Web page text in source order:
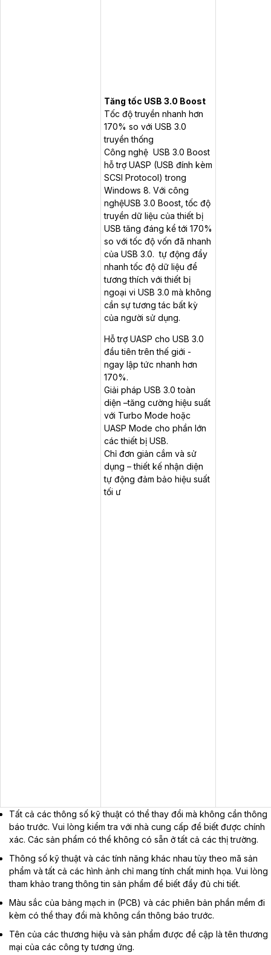
Tăng tốc USB 3.0 Boost
Tốc độ truyền nhanh hơn
170% so với USB 3.0
truyền thống
Công nghệ USB 3.0 Boost
hỗ trợ UASP (USB đính kèm
SCSI Protocol) trong
Windows 8. Với công
nghệUSB 3.0 Boost, tốc độ
truyền dữ liệu của thiết bị
USB tăng đáng kể tới 170%
so với tốc độ vốn đã nhanh
của USB 3.0. tự động đẩy
nhanh tốc độ dữ liệu để
tương thích với thiết bị
ngoại vi USB 3.0 mà không
cần sự tương tác bất kỳ
của người sử dụng.
Hỗ trợ UASP cho USB 3.0
đầu tiên trên thế giới -
ngay lập tức nhanh hơn
170%.
Giải pháp USB 3.0 toàn
diện –tăng cường hiệu suất
với Turbo Mode hoặc
UASP Mode cho phần lớn
các thiết bị USB.
Chỉ đơn giản cắm và sử
dụng – thiết kế nhận diện
tự động đảm bảo hiệu suất
tối ư
Tất cả các thông số kỹ thuật có thể thay đổi mà không cần thông
báo trước. Vui lòng kiểm tra với nhà cung cấp để biết được chính
xác. Các sản phẩm có thể không có sẵn ở tất cả các thị trường.
Thông số kỹ thuật và các tính năng khác nhau tùy theo mã sản
phẩm và tất cả các hình ảnh chỉ mang tính chất minh họa. Vui lòng
tham khảo trang thông tin sản phẩm để biết đầy đủ chi tiết.
Màu sắc của bảng mạch in (PCB) và các phiên bản phần mềm đi
kèm có thể thay đổi mà không cần thông báo trước.
Tên của các thương hiệu và sản phẩm được đề cập là tên thương
mại của các công ty tương ứng.